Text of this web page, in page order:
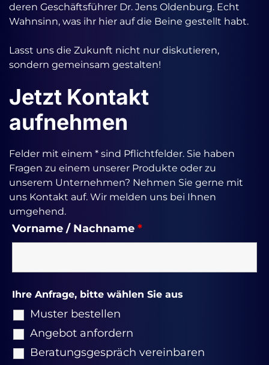
deren Geschäftsführer Dr. Jens Oldenburg. Echt
Wahnsinn, was ihr hier auf die Beine gestellt habt.
Lasst uns die Zukunft nicht nur diskutieren,
sondern gemeinsam gestalten!
Jetzt Kontakt
aufnehmen
Felder mit einem * sind Pflichtfelder. Sie haben
Fragen zu einem unserer Produkte oder zu
unserem Unternehmen? Nehmen Sie gerne mit
uns Kontakt auf. Wir melden uns bei Ihnen
umgehend.
Vorname / Nachname *
Ihre Anfrage, bitte wählen Sie aus
Muster bestellen
Angebot anfordern
Beratungsgespräch vereinbaren